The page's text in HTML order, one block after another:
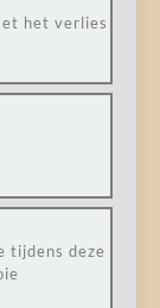
het verlies
tijdens deze